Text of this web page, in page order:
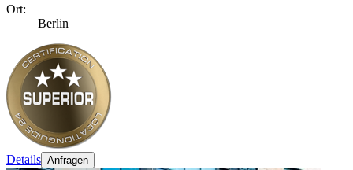
Ort:
Berlin
Details Anfragen